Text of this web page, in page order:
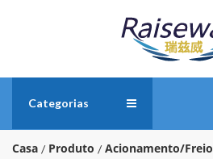
Categorias
Casa Produto Acionamento/Freio